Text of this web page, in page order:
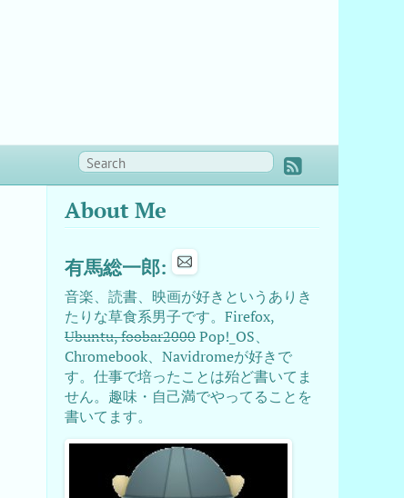
About Me
有馬総一郎:
音楽、読書、映画が好きというありき
たりな草食系男子です。Firefox,
Ubuntu, foobar2000Pop!_OS、
Chromebook、Navidromeが好きで
す。仕事で培ったことは殆ど書いてま
せん。趣味・自己満でやってることを
書いてます。